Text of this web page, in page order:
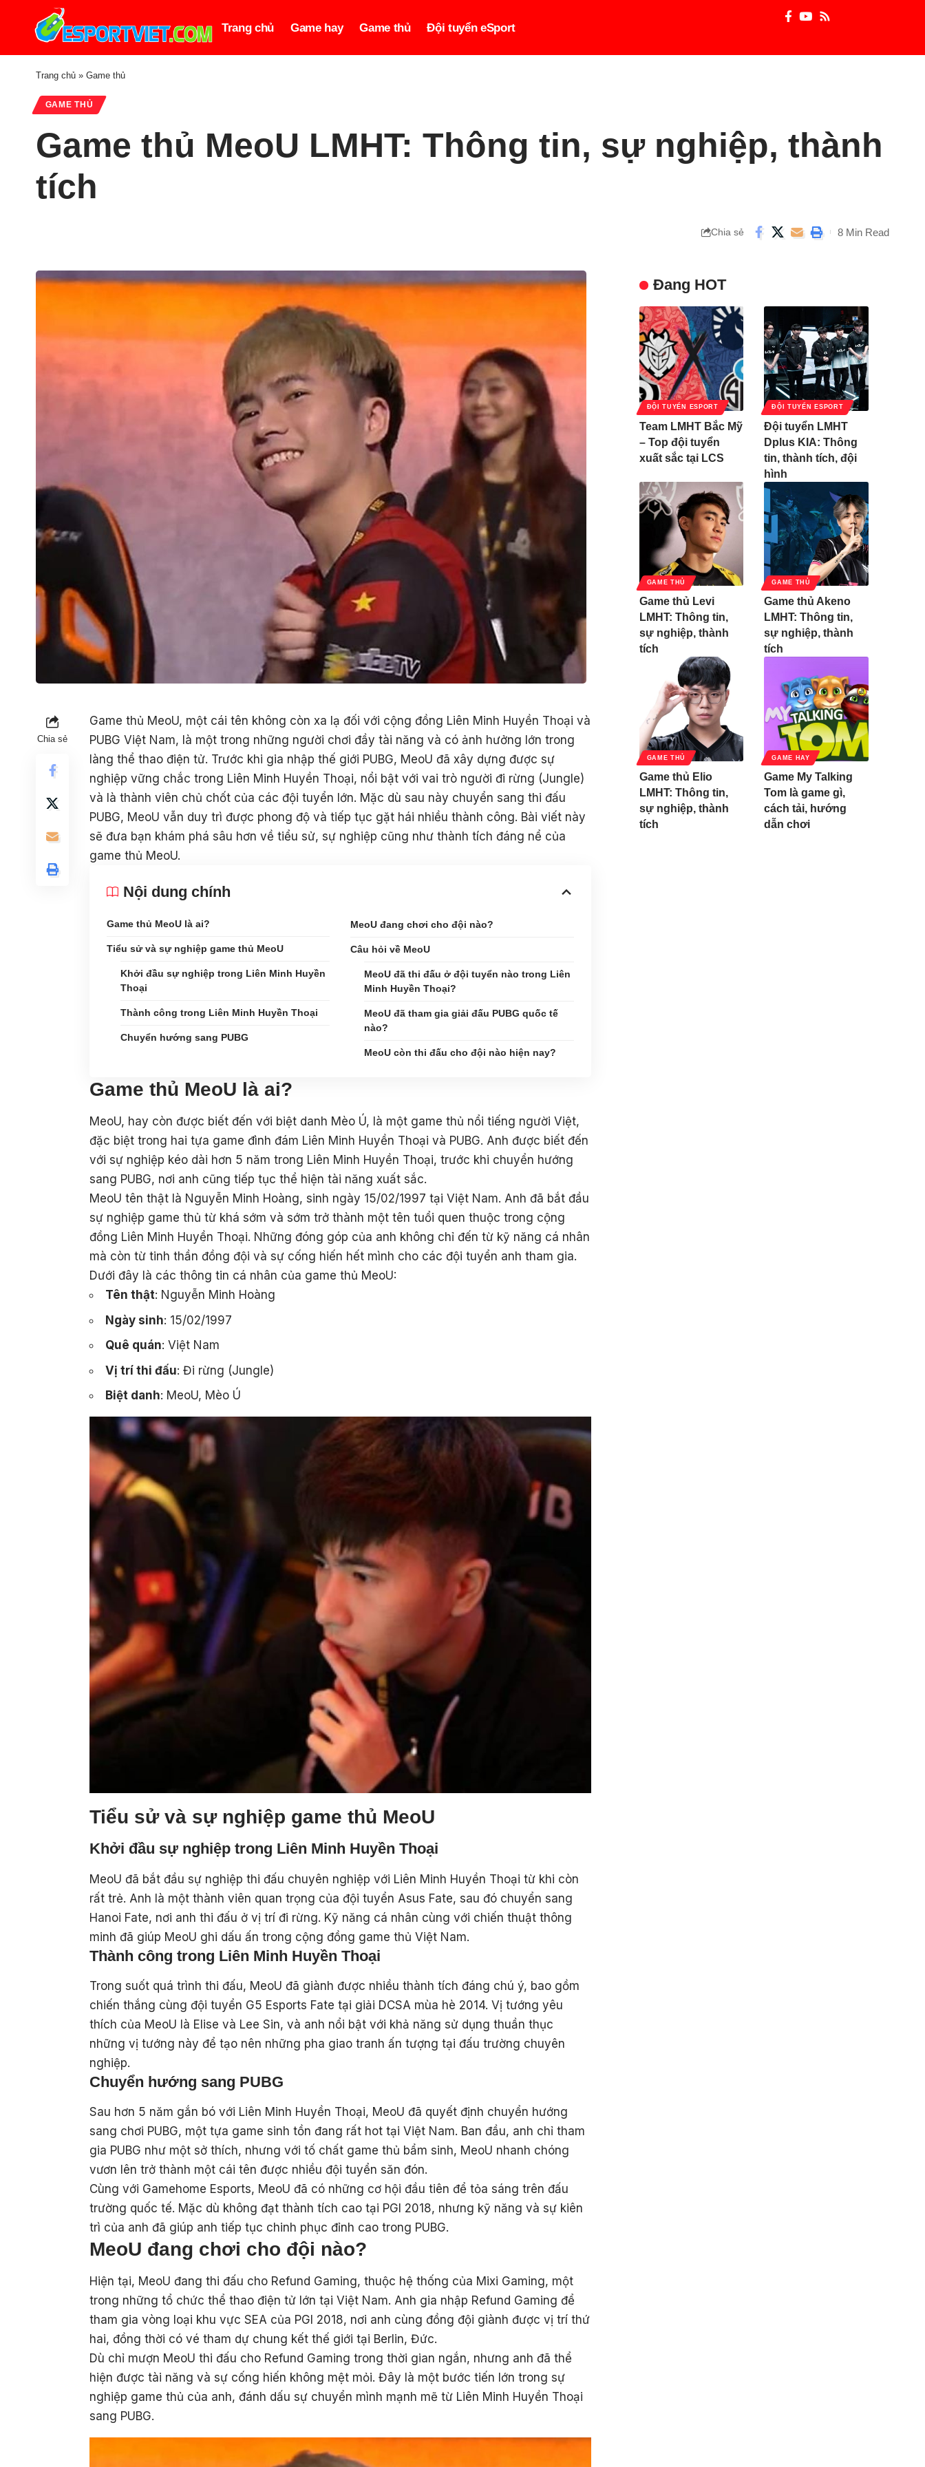
Trang chủ Game hay Game thủ Đội tuyển eSport
Trang chủ » Game thủ
GAME THỦ
Game thủ MeoU LMHT: Thông tin, sự nghiệp, thành
tích
Chia sẻ 8 Min Read
Chia sẻ
Game thủ MeoU, một cái tên không còn xa lạ đối với cộng đồng Liên Minh Huyền Thoại và
PUBG Việt Nam, là một trong những người chơi đầy tài năng và có ảnh hưởng lớn trong
làng thể thao điện tử. Trước khi gia nhập thế giới PUBG, MeoU đã xây dựng được sự
nghiệp vững chắc trong Liên Minh Huyền Thoại, nổi bật với vai trò người đi rừng (Jungle)
và là thành viên chủ chốt của các đội tuyển lớn. Mặc dù sau này chuyển sang thi đấu
PUBG, MeoU vẫn duy trì được phong độ và tiếp tục gặt hái nhiều thành công. Bài viết này
sẽ đưa bạn khám phá sâu hơn về tiểu sử, sự nghiệp cũng như thành tích đáng nể của
game thủ MeoU.
Nội dung chính
Game thủ MeoU là ai?
Tiểu sử và sự nghiệp game thủ MeoU
Khởi đầu sự nghiệp trong Liên Minh Huyền
Thoại
Thành công trong Liên Minh Huyền Thoại
Chuyển hướng sang PUBG
MeoU đang chơi cho đội nào?
Câu hỏi về MeoU
MeoU đã thi đấu ở đội tuyển nào trong Liên
Minh Huyền Thoại?
MeoU đã tham gia giải đấu PUBG quốc tế
nào?
MeoU còn thi đấu cho đội nào hiện nay?
Game thủ MeoU là ai?
MeoU, hay còn được biết đến với biệt danh Mèo Ú, là một game thủ nổi tiếng người Việt,
đặc biệt trong hai tựa game đình đám Liên Minh Huyền Thoại và PUBG. Anh được biết đến
với sự nghiệp kéo dài hơn 5 năm trong Liên Minh Huyền Thoại, trước khi chuyển hướng
sang PUBG, nơi anh cũng tiếp tục thể hiện tài năng xuất sắc.
MeoU tên thật là Nguyễn Minh Hoàng, sinh ngày 15/02/1997 tại Việt Nam. Anh đã bắt đầu
sự nghiệp game thủ từ khá sớm và sớm trở thành một tên tuổi quen thuộc trong cộng
đồng Liên Minh Huyền Thoại. Những đóng góp của anh không chỉ đến từ kỹ năng cá nhân
mà còn từ tinh thần đồng đội và sự cống hiến hết mình cho các đội tuyển anh tham gia.
Dưới đây là các thông tin cá nhân của game thủ MeoU:
Tên thật: Nguyễn Minh Hoàng
Ngày sinh: 15/02/1997
Quê quán: Việt Nam
Vị trí thi đấu: Đi rừng (Jungle)
Biệt danh: MeoU, Mèo Ú
Tiểu sử và sự nghiệp game thủ MeoU
Khởi đầu sự nghiệp trong Liên Minh Huyền Thoại
MeoU đã bắt đầu sự nghiệp thi đấu chuyên nghiệp với Liên Minh Huyền Thoại từ khi còn
rất trẻ. Anh là một thành viên quan trọng của đội tuyển Asus Fate, sau đó chuyển sang
Hanoi Fate, nơi anh thi đấu ở vị trí đi rừng. Kỹ năng cá nhân cùng với chiến thuật thông
minh đã giúp MeoU ghi dấu ấn trong cộng đồng game thủ Việt Nam.
Thành công trong Liên Minh Huyền Thoại
Trong suốt quá trình thi đấu, MeoU đã giành được nhiều thành tích đáng chú ý, bao gồm
chiến thắng cùng đội tuyển G5 Esports Fate tại giải DCSA mùa hè 2014. Vị tướng yêu
thích của MeoU là Elise và Lee Sin, và anh nổi bật với khả năng sử dụng thuần thục
những vị tướng này để tạo nên những pha giao tranh ấn tượng tại đấu trường chuyên
nghiệp.
Chuyển hướng sang PUBG
Sau hơn 5 năm gắn bó với Liên Minh Huyền Thoại, MeoU đã quyết định chuyển hướng
sang chơi PUBG, một tựa game sinh tồn đang rất hot tại Việt Nam. Ban đầu, anh chỉ tham
gia PUBG như một sở thích, nhưng với tố chất game thủ bẩm sinh, MeoU nhanh chóng
vươn lên trở thành một cái tên được nhiều đội tuyển săn đón.
Cùng với Gamehome Esports, MeoU đã có những cơ hội đầu tiên để tỏa sáng trên đấu
trường quốc tế. Mặc dù không đạt thành tích cao tại PGI 2018, nhưng kỹ năng và sự kiên
trì của anh đã giúp anh tiếp tục chinh phục đỉnh cao trong PUBG.
MeoU đang chơi cho đội nào?
Hiện tại, MeoU đang thi đấu cho Refund Gaming, thuộc hệ thống của Mixi Gaming, một
trong những tổ chức thể thao điện tử lớn tại Việt Nam. Anh gia nhập Refund Gaming để
tham gia vòng loại khu vực SEA của PGI 2018, nơi anh cùng đồng đội giành được vị trí thứ
hai, đồng thời có vé tham dự chung kết thế giới tại Berlin, Đức.
Dù chỉ mượn MeoU thi đấu cho Refund Gaming trong thời gian ngắn, nhưng anh đã thể
hiện được tài năng và sự cống hiến không mệt mỏi. Đây là một bước tiến lớn trong sự
nghiệp game thủ của anh, đánh dấu sự chuyển mình mạnh mẽ từ Liên Minh Huyền Thoại
sang PUBG.
Đang HOT
ĐỘI TUYỂN ESPORT
Team LMHT Bắc Mỹ
– Top đội tuyển
xuất sắc tại LCS
ĐỘI TUYỂN ESPORT
Đội tuyển LMHT
Dplus KIA: Thông
tin, thành tích, đội
hình
GAME THỦ
Game thủ Levi
LMHT: Thông tin,
sự nghiệp, thành
tích
GAME THỦ
Game thủ Akeno
LMHT: Thông tin,
sự nghiệp, thành
tích
GAME THỦ
Game thủ Elio
LMHT: Thông tin,
sự nghiệp, thành
tích
GAME HAY
Game My Talking
Tom là game gì,
cách tải, hướng
dẫn chơi